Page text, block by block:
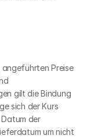
Preise
gilt die Bindung
sich der Kurs
Datum der
um nicht